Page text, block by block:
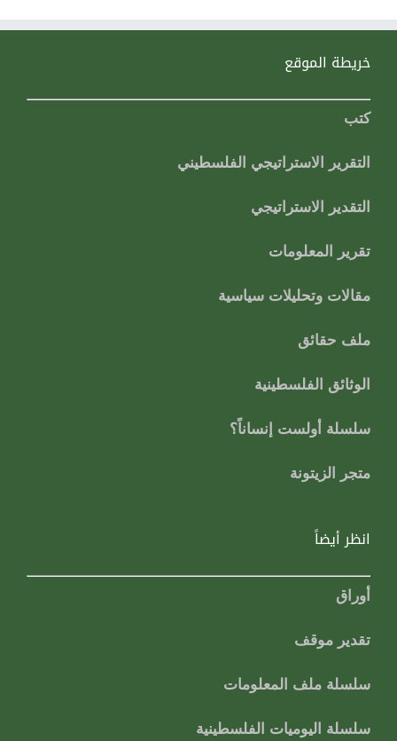
خريطة الموقع
كتب
التقرير الاستراتيجي الفلسطيني
التقدير الاستراتيجي
تقرير المعلومات
مقالات وتحليلات سياسية
ملف حقائق
الوثائق الفلسطينية
سلسلة أولست إنساناً؟
متجر الزيتونة
انظر أيضاً
أوراق
تقدير موقف
سلسلة ملف المعلومات
سلسلة اليوميات الفلسطينية